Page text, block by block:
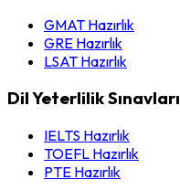
GMAT Hazırlık
GRE Hazırlık
LSAT Hazırlık
Dil Yeterlilik Sınavları
IELTS Hazırlık
TOEFL Hazırlık
PTE Hazırlık